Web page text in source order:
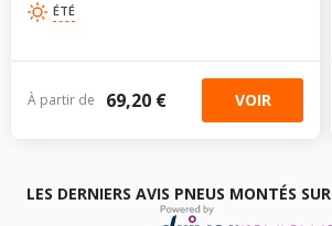
ÉTÉ
À partir de 69,20 € VOIR
LES DERNIERS AVIS PNEUS MONTÉS SUR